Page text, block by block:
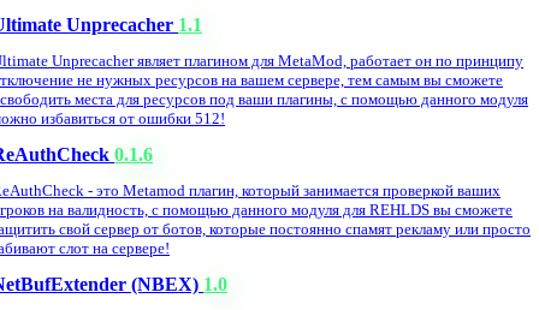
Unprecacher 1.1
Unprecacher являет плагином для MetaMod, работает он по принципу
не нужных ресурсов на вашем сервере, тем самым вы сможете
места для ресурсов под ваши плагины, с помощью данного модуля
избавиться от ошибки 512!
0.1.6
- это Metamod плагин, который занимается проверкой ваших
на валидность, с помощью данного модуля для REHLDS вы сможете
свой сервер от ботов, которые постоянно спамят рекламу или просто
слот на сервере!
(NBEX) 1.0